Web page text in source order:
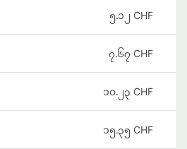
၅.၁၂ CHF
၇.၆၇ CHF
၁၀.၂၃ CHF
၁၅.၃၅ CHF